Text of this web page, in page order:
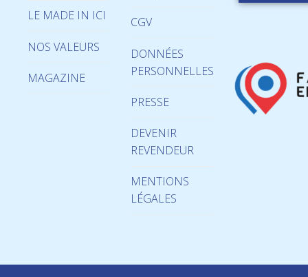
LE MADE IN ICI
NOS VALEURS
MAGAZINE
CGV
DONNÉES
PERSONNELLES
PRESSE
DEVENIR
REVENDEUR
MENTIONS
LÉGALES